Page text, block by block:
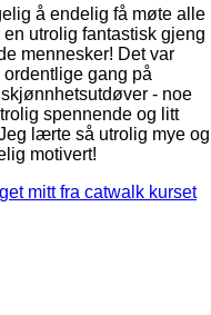
å endelig få møte alle
utrolig fantastisk gjeng
mennesker! Det var
gang på
- noe
spennende og litt
lærte så utrolig mye og
motivert!
mitt fra catwalk kurset